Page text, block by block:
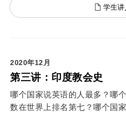
学生讲
2020年12月
第三讲：印度教会史
哪个国家说英语的人最多？哪
数在世界上排名第七？哪个国